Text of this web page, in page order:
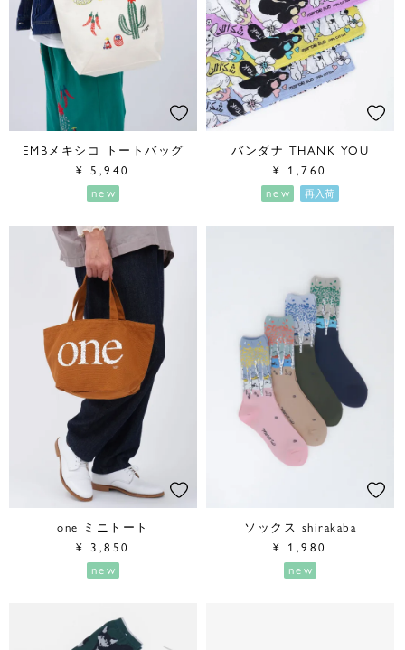
EMBメキシコ トートバッグ
¥ 5,940
new
バンダナ THANK YOU
¥ 1,760
new
再入荷
one ミニトート
¥ 3,850
new
ソックス shirakaba
¥ 1,980
new